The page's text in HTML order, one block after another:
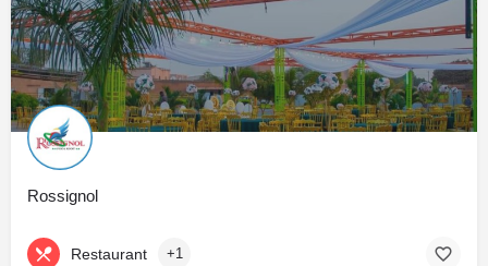
Rossignol
Restaurant +1